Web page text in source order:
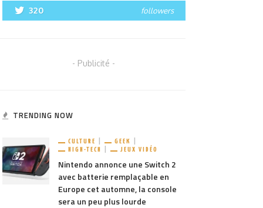
320 followers
- Publicité -
TRENDING NOW
CULTURE
GEEK
HIGH-TECH
JEUX VIDÉO
Nintendo annonce une Switch 2
avec batterie remplaçable en
Europe cet automne, la console
sera un peu plus lourde